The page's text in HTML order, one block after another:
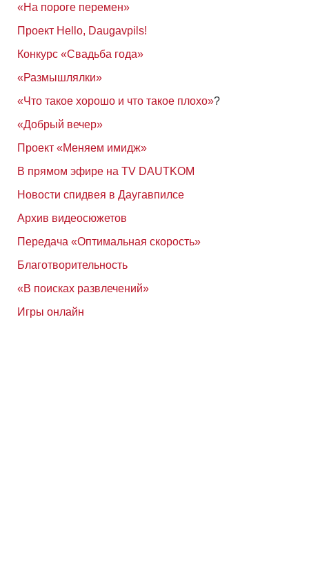
«На пороге перемен»
Проект Hello, Daugavpils!
Конкурс «Свадьба года»
«Размышлялки»
«Что такое хорошо и что такое плохо»?
«Добрый вечер»
Проект «Меняем имидж»
В прямом эфире на TV DAUTKOM
Новости спидвея в Даугавпилсе
Архив видеосюжетов
Передача «Оптимальная скорость»
Благотворительность
«В поисках развлечений»
Игры онлайн